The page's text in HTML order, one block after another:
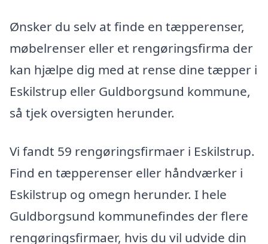
Ønsker du selv at finde en tæpperenser,
møbelrenser eller et rengøringsfirma der
kan hjælpe dig med at rense dine tæpper i
Eskilstrup eller Guldborgsund kommune,
så tjek oversigten herunder.
Vi fandt 59 rengøringsfirmaer i Eskilstrup.
Find en tæpperenser eller håndværker i
Eskilstrup og omegn herunder. I hele
Guldborgsund kommunefindes der flere
rengøringsfirmaer, hvis du vil udvide din